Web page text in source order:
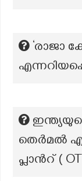
‘രാജാ
തെർമൽ
പ്ലാന്‍റ് (